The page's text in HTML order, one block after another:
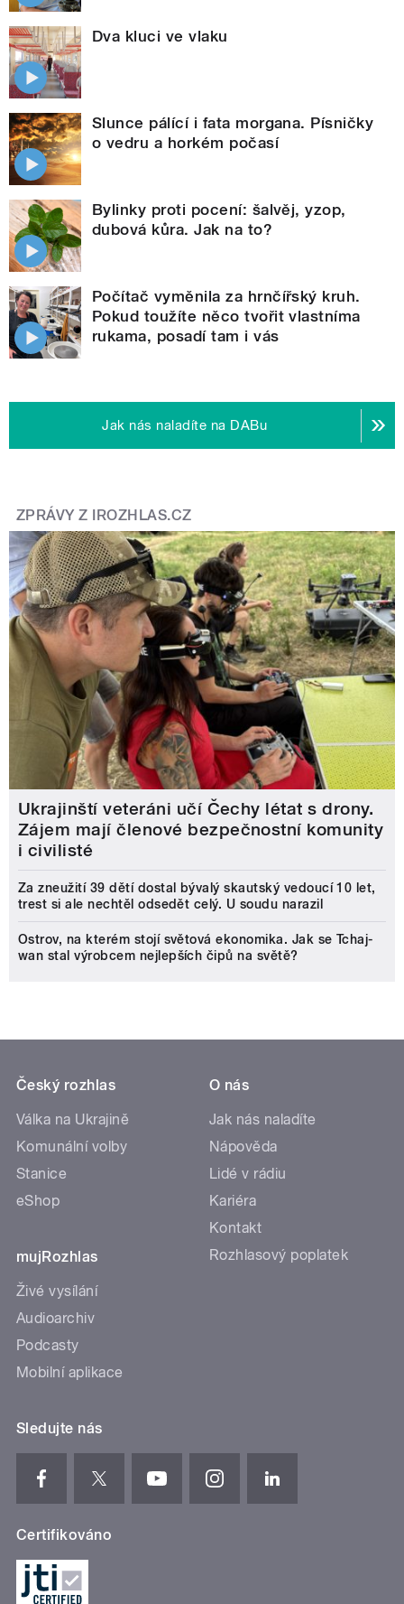
Dva kluci ve vlaku
Slunce pálící i fata morgana. Písničky
o vedru a horkém počasí
Bylinky proti pocení: šalvěj, yzop,
dubová kůra. Jak na to?
Počítač vyměnila za hrnčířský kruh.
Pokud toužíte něco tvořit vlastníma
rukama, posadí tam i vás
Jak nás naladíte na DABu
ZPRÁVY Z IROZHLAS.CZ
Ukrajinští veteráni učí Čechy létat s drony.
Zájem mají členové bezpečnostní komunity
i civilisté
Za zneužití 39 dětí dostal bývalý skautský vedoucí 10 let,
trest si ale nechtěl odsedět celý. U soudu narazil
Ostrov, na kterém stojí světová ekonomika. Jak se Tchaj-
wan stal výrobcem nejlepších čipů na světě?
Český rozhlas
Válka na Ukrajině
Komunální volby
Stanice
eShop
mujRozhlas
Živé vysílání
Audioarchiv
Podcasty
Mobilní aplikace
O nás
Jak nás naladíte
Nápověda
Lidé v rádiu
Kariéra
Kontakt
Rozhlasový poplatek
Sledujte nás
Certifikováno